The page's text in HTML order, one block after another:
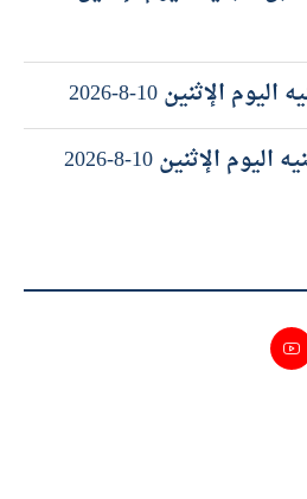
الإثنين 10-8-2026
الإثنين 10-8-2026